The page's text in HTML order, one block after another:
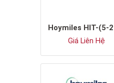
Giá Liên Hệ